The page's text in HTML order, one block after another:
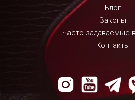
Блог
Законы
Часто задаваемые
Контакты